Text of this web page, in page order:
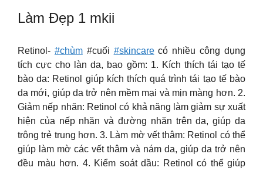
Làm Đẹp 1 mkii
Retinol- #chùm#cuối #skincarecó nhiều công dụng
tích cực cho làn da, bao gồm: 1. Kích thích tái tạo tế
bào da: Retinol giúp kích thích quá trình tái tạo tế bào
da mới, giúp da trở nên mềm mại và mịn màng hơn. 2.
Giảm nếp nhăn: Retinol có khả năng làm giảm sự xuất
hiện của nếp nhăn và đường nhăn trên da, giúp da
trông trẻ trung hơn. 3. Làm mờ vết thâm: Retinol có thể
giúp làm mờ các vết thâm và nám da, giúp da trở nên
đều màu hơn. 4. Kiểm soát dầu: Retinol có thể giúp